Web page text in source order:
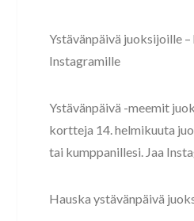
Ystävänpäivä juoksijoille
Instagramille
Ystävänpäivä -meemit
kortteja 14. helmikuuta
tai kumppanillesi. Jaa
Hauska ystävänpäivä